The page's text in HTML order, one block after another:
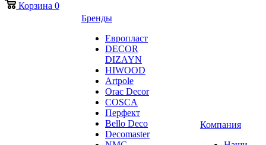
Корзина 0
Бренды
Европласт
DECOR
DIZAYN
HIWOOD
Artpole
Orac Decor
COSCA
Перфект
Bello Deco
Decomaster
Компания